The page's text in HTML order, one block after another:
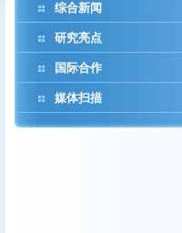
综合新闻
研究亮点
国际合作
媒体扫描